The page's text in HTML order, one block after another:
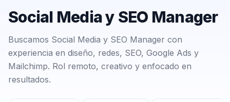
Social Media y SEO Manager
Buscamos Social Media y SEO Manager con
experiencia en diseño, redes, SEO, Google Ads y
Mailchimp. Rol remoto, creativo y enfocado en
resultados.